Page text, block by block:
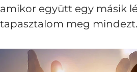
amikor együtt egy másik
tapasztalom meg mindezt.